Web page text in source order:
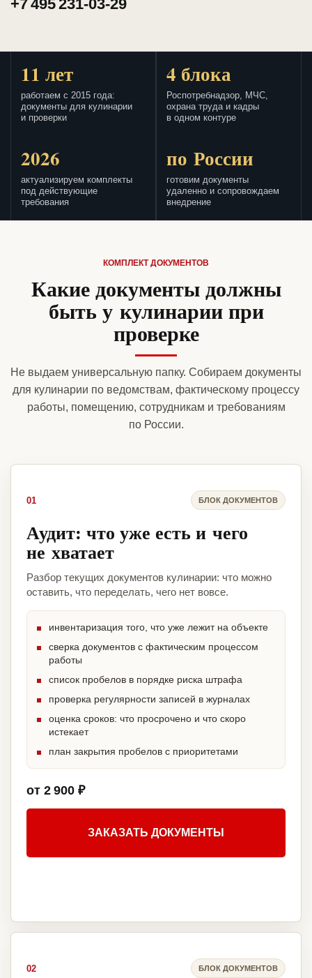
+7 495 231-03-29
11 лет
работаем с 2015 года:
документы для кулинарии
и проверки
4 блока
Роспотребнадзор, МЧС,
охрана труда и кадры
в одном контуре
2026
актуализируем комплекты
под действующие
требования
по России
готовим документы
удаленно и сопровождаем
внедрение
КОМПЛЕКТ ДОКУМЕНТОВ
Какие документы должны
быть у кулинарии при
проверке
Не выдаем универсальную папку. Собираем документы
для кулинарии по ведомствам, фактическому процессу
работы, помещению, сотрудникам и требованиям
по России.
01 БЛОК ДОКУМЕНТОВ
Аудит: что уже есть и чего
не хватает
Разбор текущих документов кулинарии: что можно
оставить, что переделать, чего нет вовсе.
инвентаризация того, что уже лежит на объекте
сверка документов с фактическим процессом
работы
список пробелов в порядке риска штрафа
проверка регулярности записей в журналах
оценка сроков: что просрочено и что скоро
истекает
план закрытия пробелов с приоритетами
от 2 900 ₽
ЗАКАЗАТЬ ДОКУМЕНТЫ
02 БЛОК ДОКУМЕНТОВ